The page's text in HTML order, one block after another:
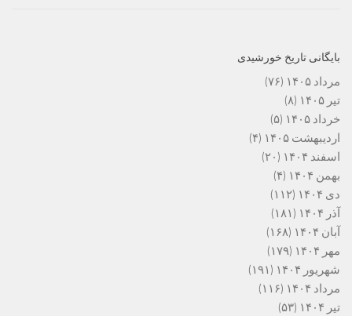
بایگانی تاریخ خورشیدی
مرداد ۱۴۰۵
(۷۶)
تیر ۱۴۰۵
(۸)
خرداد ۱۴۰۵
(۵)
اردیبهشت ۱۴۰۵
(۴)
اسفند ۱۴۰۴
(۲۰)
بهمن ۱۴۰۴
(۴)
دی ۱۴۰۴
(۱۱۲)
آذر ۱۴۰۴
(۱۸۱)
آبان ۱۴۰۴
(۱۶۸)
مهر ۱۴۰۴
(۱۷۹)
شهریور ۱۴۰۴
(۱۹۱)
مرداد ۱۴۰۴
(۱۱۶)
تیر ۱۴۰۴
(۵۳)